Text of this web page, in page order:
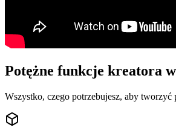
Potężne funkcje kreatora
Wszystko, czego potrzebujesz, aby